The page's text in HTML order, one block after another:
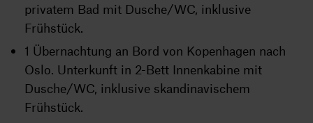
privatem Bad mit Dusche/WC, inklusive
Frühstück.
1 Übernachtung an Bord von Kopenhagen nach
Oslo. Unterkunft in 2-Bett Innenkabine mit
Dusche/WC, inklusive skandinavischem
Frühstück.